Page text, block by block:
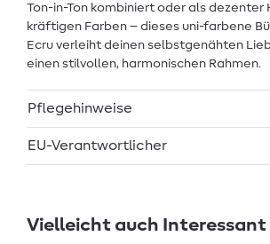
Ton-in-Ton kombiniert oder als dezenter
kräftigen Farben – dieses uni-farbene
Ecru verleiht deinen selbstgenähten
einen stilvollen, harmonischen Rahmen.
Pflegehinweise
EU-Verantwortlicher
Vielleicht auch Interessant